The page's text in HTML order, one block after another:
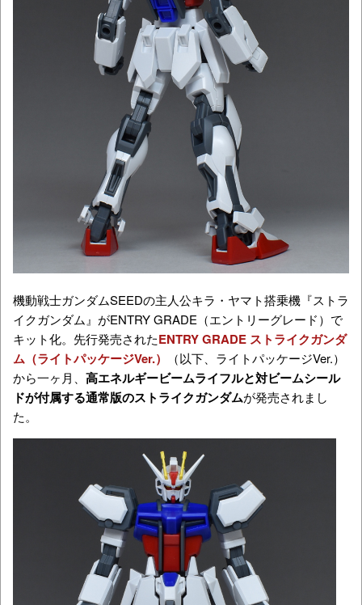
機動戦士ガンダムSEEDの主人公キラ・ヤマト搭乗機『ストラ
イクガンダム』がENTRY GRADE（エントリーグレード）で
キット化。先行発売されたENTRY GRADE ストライクガンダ
ム（ライトパッケージVer.）
（以下、ライトパッケージVer.）
から一ヶ月、 高エネルギービームライフルと対ビームシール
ドが付属する通常版のストライクガンダムが発売されまし
た。